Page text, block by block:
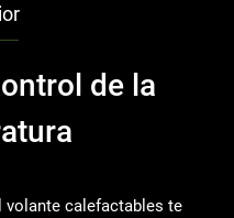
de la
volante calefactables te